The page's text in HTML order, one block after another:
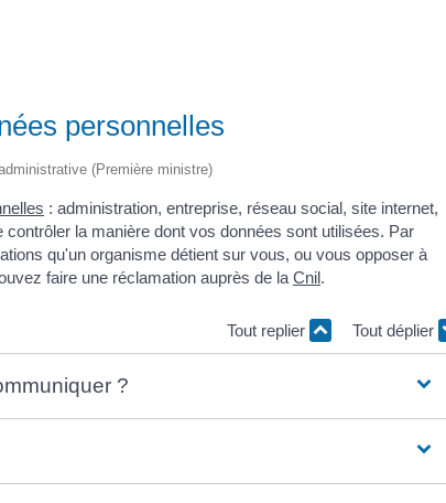
personnelles
(Première ministre)
: administration, entreprise, réseau social, site internet,
la manière dont vos données sont utilisées. Par
qu'un organisme détient sur vous, ou vous opposer à
faire une réclamation auprès de la Cnil.
Tout replier Tout déplier
?